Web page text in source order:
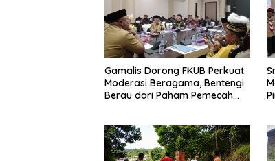
Gamalis Dorong FKUB Perkuat
Moderasi Beragama, Bentengi
Berau dari Paham Pemecah